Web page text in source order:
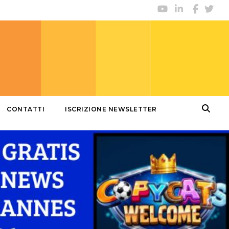
CONTATTI ISCRIZIONE NEWSLETTER